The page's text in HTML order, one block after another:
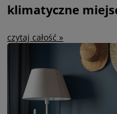
klimatyczne
czytaj całość »